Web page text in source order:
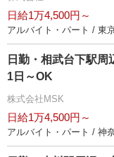
日給1万4,500円～
アルバイト・パート / 東
日勤・相武台下駅周
1日～OK
株式会社MSK
日給1万4,500円～
アルバイト・パート / 神